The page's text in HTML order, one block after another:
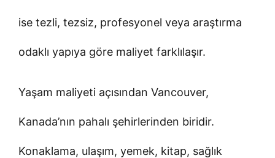
ise tezli, tezsiz, profesyonel veya araştırma
odaklı yapıya göre maliyet farklılaşır.
Yaşam maliyeti açısından Vancouver,
Kanada’nın pahalı şehirlerinden biridir.
Konaklama, ulaşım, yemek, kitap, sağlık